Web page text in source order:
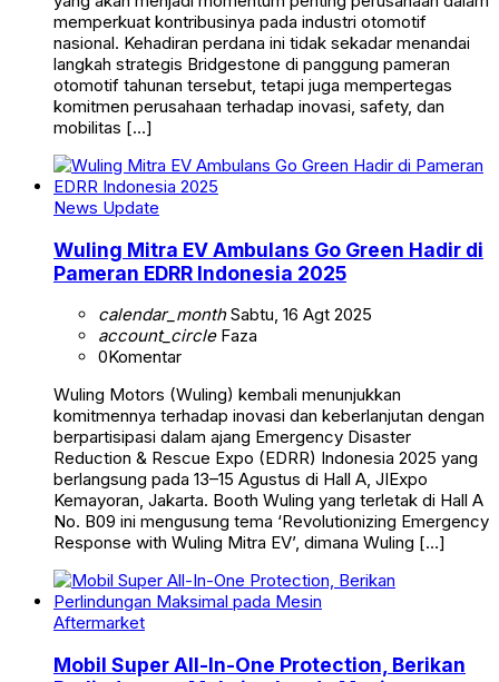
memperkuat kontribusinya pada industri otomotif
nasional. Kehadiran perdana ini tidak sekadar menandai
langkah strategis Bridgestone di panggung pameran
otomotif tahunan tersebut, tetapi juga mempertegas
komitmen perusahaan terhadap inovasi, safety, dan
mobilitas […]
News Update
Wuling Mitra EV Ambulans Go Green Hadir di
Pameran EDRR Indonesia 2025
calendar_monthSabtu, 16 Agt 2025
account_circleFaza
0Komentar
Wuling Motors (Wuling) kembali menunjukkan
komitmennya terhadap inovasi dan keberlanjutan dengan
berpartisipasi dalam ajang Emergency Disaster
Reduction & Rescue Expo (EDRR) Indonesia 2025 yang
berlangsung pada 13–15 Agustus di Hall A, JIExpo
Kemayoran, Jakarta. Booth Wuling yang terletak di Hall A
No. B09 ini mengusung tema ‘Revolutionizing Emergency
Response with Wuling Mitra EV’, dimana Wuling […]
Aftermarket
Mobil Super All-In-One Protection, Berikan